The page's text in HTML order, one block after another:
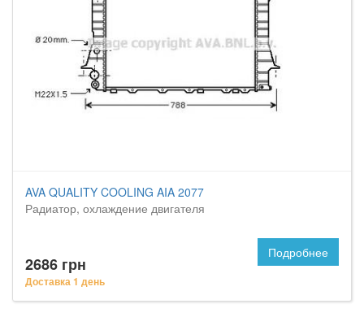
AVA QUALITY COOLING AIA 2077
Радиатор, охлаждение двигателя
2686 грн
Доставка 1 день
Подробнее